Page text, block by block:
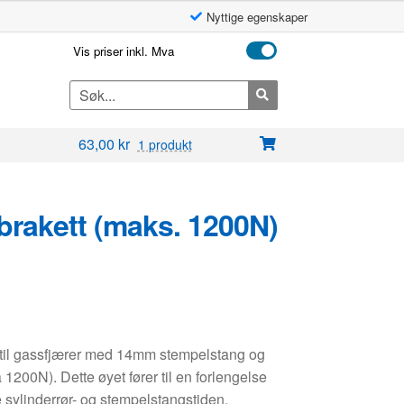
Nyttige egenskaper
Vis priser inkl. Mva
Search
for:
63,00 kr 1 produkt
(maks. 1200N)
gassfjærer med 14mm stempelstang og
Dette øyet fører til en forlengelse
og stempelstangstiden.